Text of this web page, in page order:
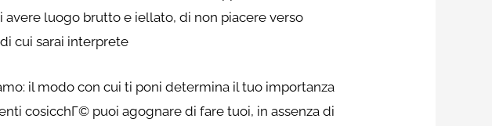
luogo brutto e iellato, di non piacere verso
cui sarai interprete
il modo con cui ti poni determina il tuo importanza
cosicchГ© puoi agognare di fare tuoi, in assenza di